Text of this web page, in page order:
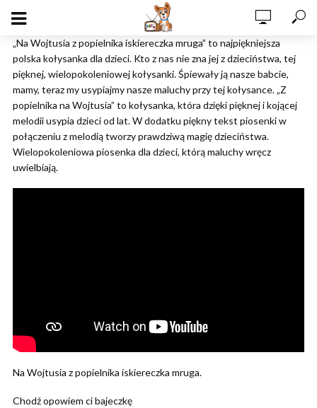
„Na Wojtusia z popielnika iskiereczka mruga” to najpiękniejsza
polska kołysanka dla dzieci. Kto z nas nie zna jej z dzieciństwa, tej
pięknej, wielopokoleniowej kołysanki. Śpiewały ją nasze babcie,
mamy, teraz my usypiajmy nasze maluchy przy tej kołysance. „Z
popielnika na Wojtusia” to kołysanka, która dzięki pięknej i kojącej
melodii usypia dzieci od lat. W dodatku piękny tekst piosenki w
połączeniu z melodią tworzy prawdziwą magię dzieciństwa.
Wielopokoleniowa piosenka dla dzieci, którą maluchy wręcz
uwielbiają.
Na Wojtusia z popielnika iskiereczka mruga.
Chodź opowiem ci bajeczkę